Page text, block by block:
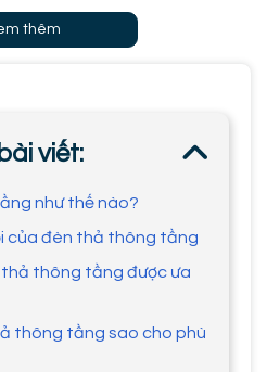
thêm
viết:
như thế nào?
của đèn thả thông tầng
thả thông tầng được ưa
thông tầng sao cho phù